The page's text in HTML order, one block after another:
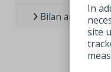
Bilan annuel de
In
site